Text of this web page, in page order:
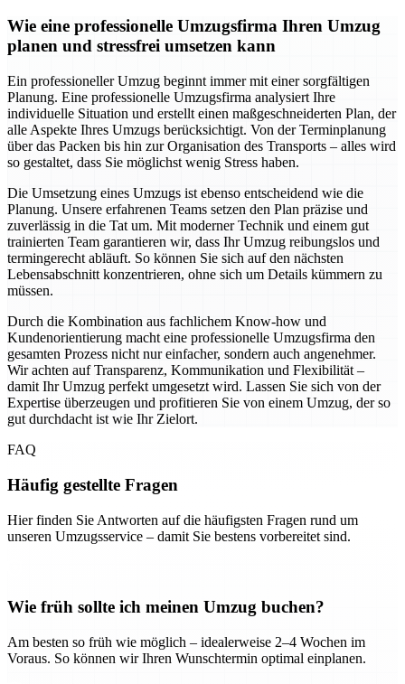
Wie eine professionelle Umzugsfirma Ihren Umzug
planen und stressfrei umsetzen kann
Ein professioneller Umzug beginnt immer mit einer sorgfältigen
Planung. Eine professionelle Umzugsfirma analysiert Ihre
individuelle Situation und erstellt einen maßgeschneiderten Plan, der
alle Aspekte Ihres Umzugs berücksichtigt. Von der Terminplanung
über das Packen bis hin zur Organisation des Transports – alles wird
so gestaltet, dass Sie möglichst wenig Stress haben.
Die Umsetzung eines Umzugs ist ebenso entscheidend wie die
Planung. Unsere erfahrenen Teams setzen den Plan präzise und
zuverlässig in die Tat um. Mit moderner Technik und einem gut
trainierten Team garantieren wir, dass Ihr Umzug reibungslos und
termingerecht abläuft. So können Sie sich auf den nächsten
Lebensabschnitt konzentrieren, ohne sich um Details kümmern zu
müssen.
Durch die Kombination aus fachlichem Know-how und
Kundenorientierung macht eine professionelle Umzugsfirma den
gesamten Prozess nicht nur einfacher, sondern auch angenehmer.
Wir achten auf Transparenz, Kommunikation und Flexibilität –
damit Ihr Umzug perfekt umgesetzt wird. Lassen Sie sich von der
Expertise überzeugen und profitieren Sie von einem Umzug, der so
gut durchdacht ist wie Ihr Zielort.
FAQ
Häufig gestellte Fragen
Hier finden Sie Antworten auf die häufigsten Fragen rund um
unseren Umzugsservice – damit Sie bestens vorbereitet sind.
Wie früh sollte ich meinen Umzug buchen?
Am besten so früh wie möglich – idealerweise 2–4 Wochen im
Voraus. So können wir Ihren Wunschtermin optimal einplanen.